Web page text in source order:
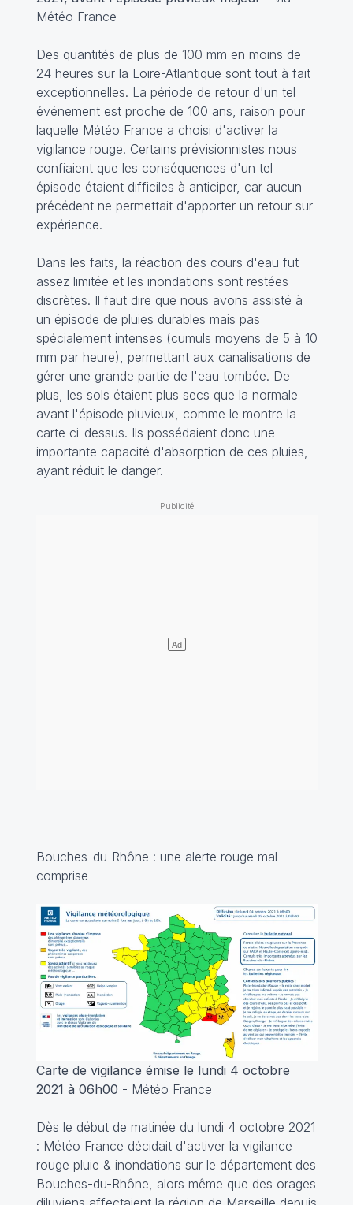
Météo France
Des quantités de plus de 100 mm en moins de
24 heures sur la Loire-Atlantique sont tout à fait
exceptionnelles. La période de retour d'un tel
événement est proche de 100 ans, raison pour
laquelle Météo France a choisi d'activer la
vigilance rouge. Certains prévisionnistes nous
confiaient que les conséquences d'un tel
épisode étaient difficiles à anticiper, car aucun
précédent ne permettait d'apporter un retour sur
expérience.
Dans les faits, la réaction des cours d'eau fut
assez limitée et les inondations sont restées
discrètes. Il faut dire que nous avons assisté à
un épisode de pluies durables mais pas
spécialement intenses (cumuls moyens de 5 à 10
mm par heure), permettant aux canalisations de
gérer une grande partie de l'eau tombée. De
plus, les sols étaient plus secs que la normale
avant l'épisode pluvieux, comme le montre la
carte ci-dessus. Ils possédaient donc une
importante capacité d'absorption de ces pluies,
ayant réduit le danger.
Bouches-du-Rhône : une alerte rouge mal
comprise
Carte de vigilance émise le lundi 4 octobre
2021 à 06h00 - Météo France
Dès le début de matinée du lundi 4 octobre 2021
: Météo France décidait d'activer la vigilance
rouge pluie & inondations sur le département des
Bouches-du-Rhône, alors même que des orages